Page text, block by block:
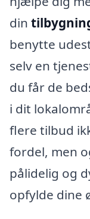
din
benytte
selv en
du får de
i dit
flere tilbud
fordel, men
pålidelig og
opfylde dine